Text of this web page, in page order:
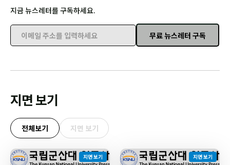
지금 뉴스레터를 구독하세요.
이메일 주소를 입력하세요
무료 뉴스레터 구독
지면 보기
전체보기 지면 보기
지면 보기 지면 보기